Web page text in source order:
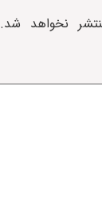
نخواهد شد.